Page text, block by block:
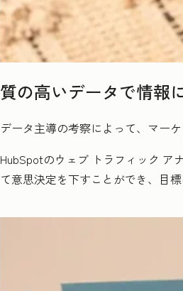
質の高いデータで情報
データ主導の考察によって、マー
HubSpotのウェブ トラフィック ア
て意思決定を下すことができ、目